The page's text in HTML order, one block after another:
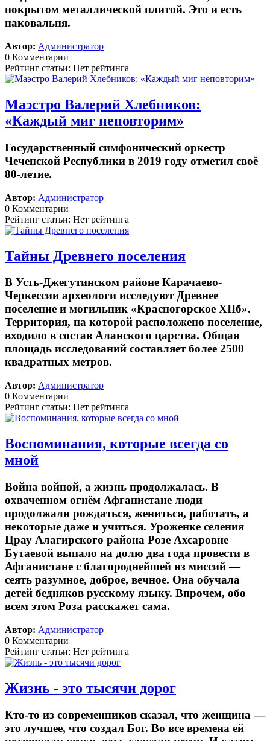
покрытом металлической плитой. Это и есть
наковальня.
Автор: Администратор
0 Комментарии
Рейтинг статьи: Нет рейтинга
Маэстро Валерий Хлебников:
«Каждый миг неповторим»
Государственный симфонический оркестр
Чеченской Республики в 2019 году отметил своё
80-летие.
Автор: Администратор
0 Комментарии
Рейтинг статьи: Нет рейтинга
Тайны Древнего поселения
В Усть-Джегутинском районе Карачаево-
Черкессии археологи исследуют Древнее
поселение и могильник «Красногорское XIIб».
Территория, на которой расположено поселение,
входило в состав Аланского царства. Общая
площадь исследований составляет более 2500
квадратных метров.
Автор: Администратор
0 Комментарии
Рейтинг статьи: Нет рейтинга
Воспоминания, которые всегда со
мной
Война войной, а жизнь продолжалась. В
охваченном огнём Афганистане люди
продолжали рождаться, жениться, работать, а
некоторые даже и учиться. Уроженке селения
Црау Алагирского района Розе Ахсаровне
Бутаевой выпало на долю два года провести в
Афганистане с благороднейшей из миссий —
сеять разумное, доброе, вечное. Она обучала
детей бедняков русскому языку. Впрочем, обо
всем этом Роза расскажет сама.
Автор: Администратор
0 Комментарии
Рейтинг статьи: Нет рейтинга
Жизнь - это тысячи дорог
Кто-то из современников сказал, что женщина —
это лучшее, что создал Бог. Во все времена ей